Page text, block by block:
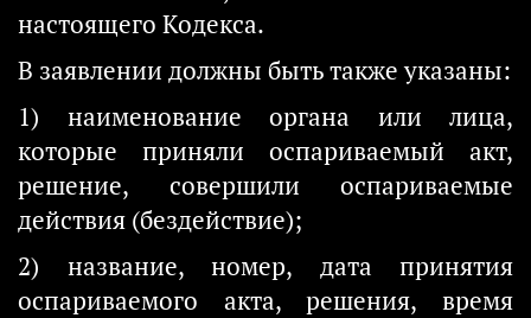
настоящего Кодекса.
В заявлении должны быть также указаны:
1) наименование органа или лица,
которые приняли оспариваемый акт,
решение, совершили оспариваемые
действия (бездействие);
2) название, номер, дата принятия
оспариваемого акта, решения, время